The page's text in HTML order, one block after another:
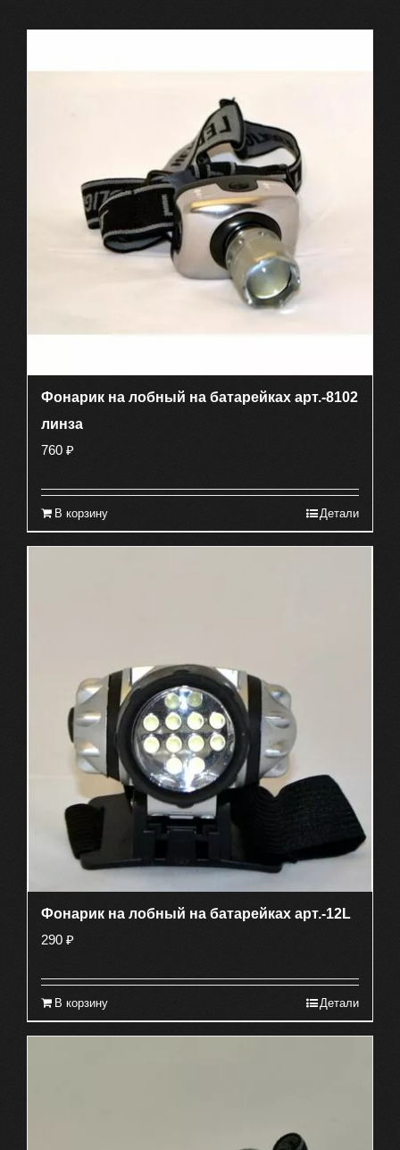
Фонарик на лобный на батарейках арт.-8102
линза
760 ₽
В корзину Детали
Фонарик на лобный на батарейках арт.-12L
290 ₽
В корзину Детали